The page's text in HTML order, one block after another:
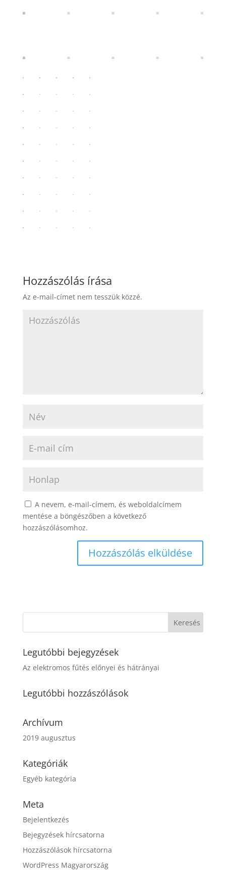
Hozzászólás írása
Az e-mail-címet nem tesszük közzé.
A nevem, e-mail-címem, és weboldalcímem
mentése a böngészőben a következő
hozzászólásomhoz.
Legutóbbi bejegyzések
Az elektromos fűtés előnyei és hátrányai
Legutóbbi hozzászólások
Archívum
2019 augusztus
Kategóriák
Egyéb kategória
Meta
Bejelentkezés
Bejegyzések hírcsatorna
Hozzászólások hírcsatorna
WordPress Magyarország